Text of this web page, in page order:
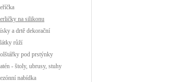
Peříčka
Perličky na silikonu
Písky a drtě dekorační
Plátky růží
Polštářky pod prstýnky
Satén - štoly, ubrusy, stuhy
Sezónní nabídka